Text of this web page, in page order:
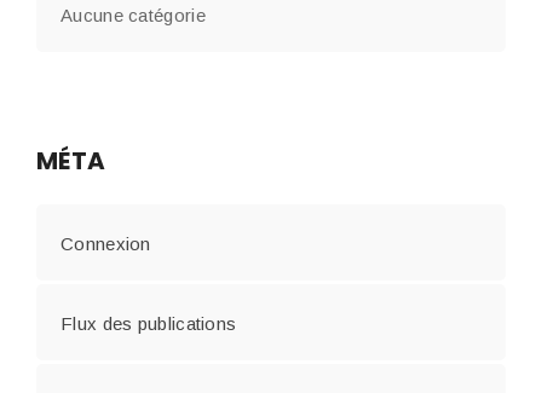
Aucune catégorie
MÉTA
Connexion
Flux des publications